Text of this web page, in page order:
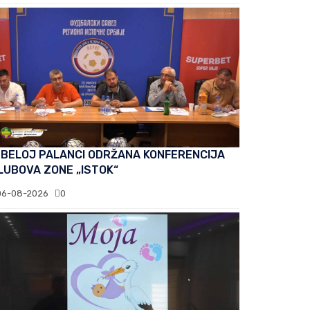
PALANCI ODRŽANA KONFERENCIJA
ZONE „ISTOK“
08-2026 0